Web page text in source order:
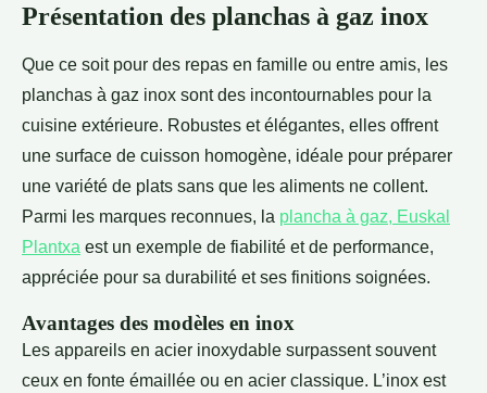
Présentation des planchas à gaz inox
Que ce soit pour des repas en famille ou entre amis, les
planchas à gaz inox sont des incontournables pour la
cuisine extérieure. Robustes et élégantes, elles offrent
une surface de cuisson homogène, idéale pour préparer
une variété de plats sans que les aliments ne collent.
Parmi les marques reconnues, la plancha à gaz, Euskal
Plantxa est un exemple de fiabilité et de performance,
appréciée pour sa durabilité et ses finitions soignées.
Avantages des modèles en inox
Les appareils en acier inoxydable surpassent souvent
ceux en fonte émaillée ou en acier classique. L’inox est